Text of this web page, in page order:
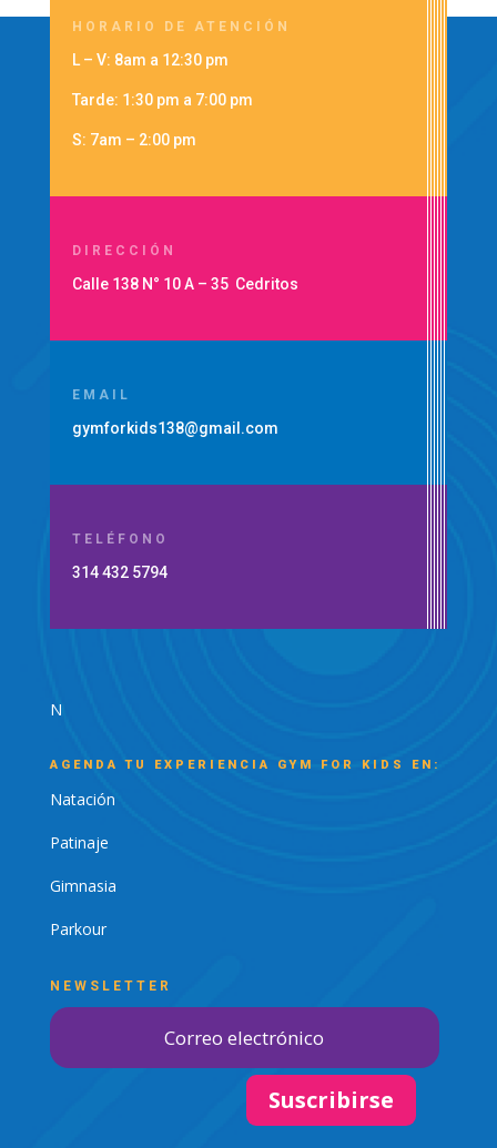
HORARIO DE ATENCIÓN
L – V: 8am a 12:30 pm
Tarde: 1:30 pm a 7:00 pm
S: 7am – 2:00 pm
DIRECCIÓN
Calle 138 N° 10 A – 35 Cedritos
EMAIL
gymforkids138@gmail.com
TELÉFONO
314 432 5794
N
AGENDA TU EXPERIENCIA GYM FOR KIDS EN:
Natación
Patinaje
Gimnasia
Parkour
NEWSLETTER
Suscribirse